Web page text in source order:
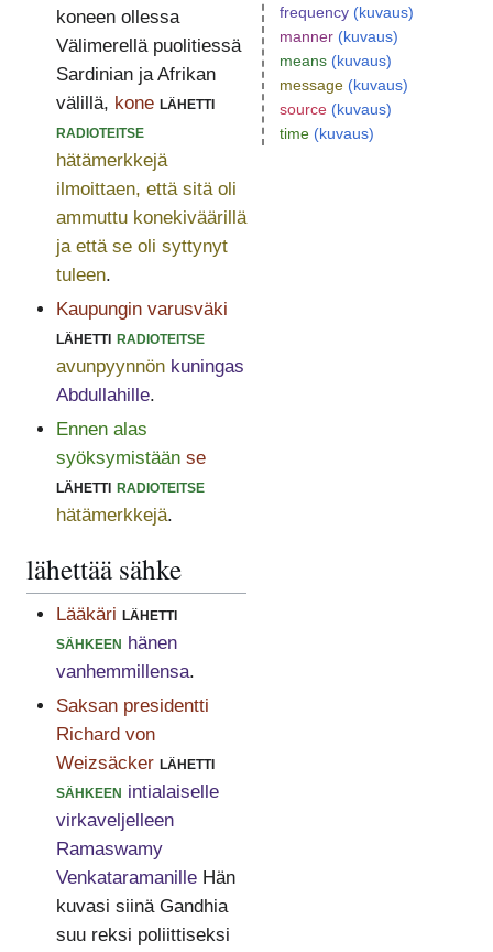
koneen ollessa
Välimerellä puolitiessä
Sardinian ja Afrikan
välillä, kone lähetti
radioteitse
hätämerkkejä
ilmoittaen, että sitä oli
ammuttu konekiväärillä
ja että se oli syttynyt
tuleen.
Kaupungin varusväki
lähetti radioteitse
avunpyynnön kuningas
Abdullahille.
Ennen alas
syöksymistään se
lähetti radioteitse
hätämerkkejä.
lähettää sähke
Lääkäri lähetti
sähkeen hänen
vanhemmillensa.
Saksan presidentti
Richard von
Weizsäcker lähetti
sähkeen intialaiselle
virkaveljelleen
Ramaswamy
VenkataramanilleHän
kuvasi siinä Gandhia
suu reksi poliittiseksi
frequency (kuvaus)
manner (kuvaus)
means (kuvaus)
message (kuvaus)
source (kuvaus)
time (kuvaus)